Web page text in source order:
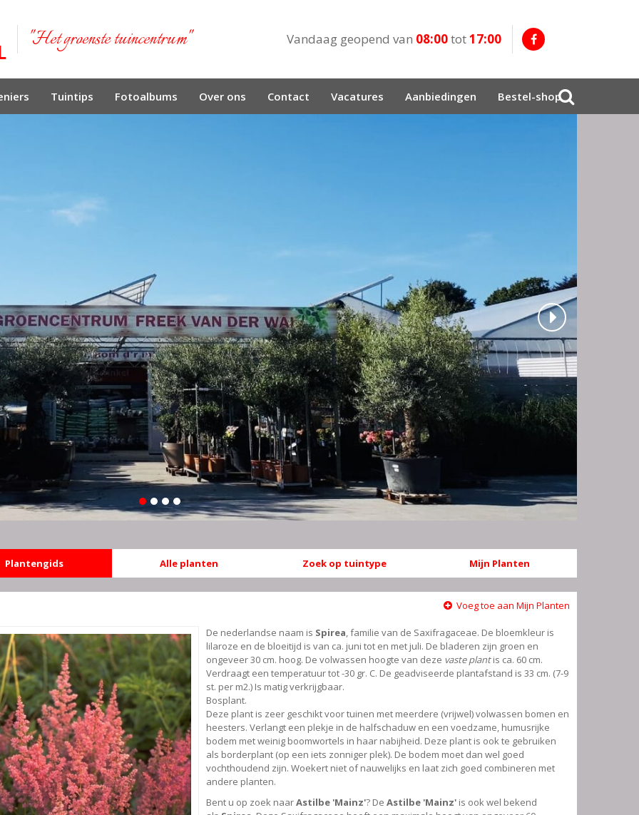
"Het groenste tuincentrum" Vandaag geopend van 08:00tot17:00
Tuintips Fotoalbums Over ons Contact Vacatures Aanbiedingen Bestel-shop
Plantengids Alle planten Zoek op tuintype Mijn Planten
Voeg toe aan Mijn Planten
De nederlandse naam is Spirea, familie van de Saxifragaceae. De bloemkleur is
lilaroze en de bloeitijd is van ca. juni tot en met juli. De bladeren zijn groen en
ongeveer 30 cm. hoog. De volwassen hoogte van deze vaste plantis ca. 60 cm.
Verdraagt een temperatuur tot -30 gr. C. De geadviseerde plantafstand is 33 cm. (7-9
st. per m2.) Is matig verkrijgbaar.
Bosplant.
Deze plant is zeer geschikt voor tuinen met meerdere (vrijwel) volwassen bomen en
heesters. Verlangt een plekje in de halfschaduw en een voedzame, humusrijke
bodem met weinig boomwortels in haar nabijheid. Deze plant is ook te gebruiken
als borderplant (op een iets zonniger plek). De bodem moet dan wel goed
vochthoudend zijn. Woekert niet of nauwelijks en laat zich goed combineren met
andere planten.
Bent u op zoek naarAstilbe 'Mainz'? De Astilbe 'Mainz' is ook wel bekend